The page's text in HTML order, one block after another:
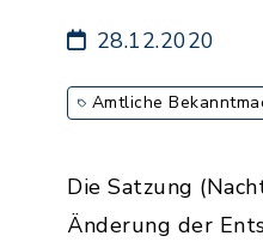
28.12.2020
Amtliche
Die Satzung
Änderung der